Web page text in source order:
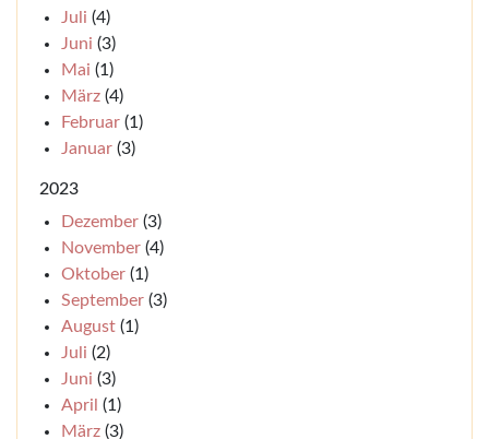
Juli (4)
Juni (3)
Mai (1)
März (4)
Februar (1)
Januar (3)
2023
Dezember (3)
November (4)
Oktober (1)
September (3)
August (1)
Juli (2)
Juni (3)
April (1)
März (3)